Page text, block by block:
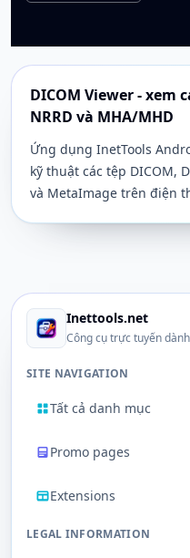
DICOM Viewer - xem
NRRD và MHA/MHD
Ứng dụng InetTools
kỹ thuật các tệp DICOM,
và MetaImage trên điện
Inettools.net
Công cụ trực tuyến
SITE NAVIGATION
Tất cả danh mục
Promo pages
Extensions
LEGAL INFORMATION